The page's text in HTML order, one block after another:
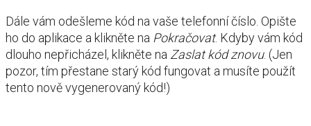
Dále vám odešleme kód na vaše telefonní číslo. Opište
ho do aplikace a klikněte na Pokračovat. Kdyby vám kód
dlouho nepřicházel, klikněte na Zaslat kód znovu. (Jen
pozor, tím přestane starý kód fungovat a musíte použít
tento nově vygenerovaný kód!)